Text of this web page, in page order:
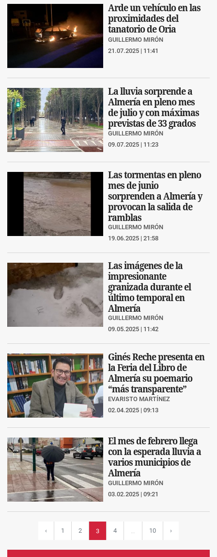
Arde un vehículo en las
proximidades del
tanatorio de Oria
GUILLERMO MIRÓN
21.07.2025 | 11:41
La lluvia sorprende a
Almería en pleno mes
de julio y con máximas
previstas de 33 grados
GUILLERMO MIRÓN
09.07.2025 | 11:23
Las tormentas en pleno
mes de junio
sorprenden a Almería y
provocan la salida de
ramblas
GUILLERMO MIRÓN
19.06.2025 | 21:58
Las imágenes de la
impresionante
granizada durante el
último temporal en
Almería
GUILLERMO MIRÓN
09.05.2025 | 11:42
Ginés Reche presenta en
la Feria del Libro de
Almería su poemario
“más transparente”
EVARISTO MARTÍNEZ
02.04.2025 | 09:13
El mes de febrero llega
con la esperada lluvia a
varios municipios de
Almería
GUILLERMO MIRÓN
03.02.2025 | 09:21
‹ 1 2 3 4 10 ›